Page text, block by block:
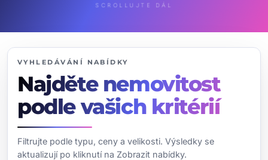
SCROLLUJTE DÁL
VYHLEDÁVÁNÍ NABÍDKY
Najděte nemovitost
podle vašich kritérií
Filtrujte podle typu, ceny a velikosti. Výsledky se
aktualizují po kliknutí na Zobrazit nabídky.